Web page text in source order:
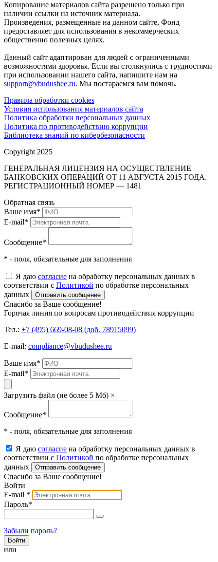
Копирование материалов сайта разрешено только при
наличии ссылки на источник материала.
Произведения, размещенные на данном сайте, Фонд
предоставляет для использования в некоммерческих
общественно полезных целях.
Данный сайт адаптирован для людей с ограниченными
возможностями здоровья. Если вы столкнулись с трудностями
при использовании нашего сайта, напишите нам на
support@vbudushee.ru. Мы постараемся вам помочь.
Правила обработки cookies
Условия использования материалов сайта
Политика обработки персональных данных
Политика по противодействию коррупции
Библиотека знаний по кибербезопасности
Copyright 2025
ГЕНЕРАЛЬНАЯ ЛИЦЕНЗИЯ НА ОСУЩЕСТВЛЕНИЕ
БАНКОВСКИХ ОПЕРАЦИЙ ОТ 11 АВГУСТА 2015 ГОДА.
РЕГИСТРАЦИОННЫЙ НОМЕР — 1481
Обратная связь
Ваше имя*
E-mail*
Сообщение*
* - поля, обязательные для заполнения
Я даю согласие на обработку персональных данных в
соответствии с Политикой по обработке персональных
данных
Отправить сообщение
Спасибо за Ваше сообщение!
Горячая линия по вопросам противодействия коррупции
Тел.: +7 (495) 669-08-08 (доб. 78915099)
E-mail: compliance@vbudushee.ru
Ваше имя*
E-mail*
Загрузить файл (не более 5 Мб) ×
Сообщение*
* - поля, обязательные для заполнения
Я даю согласие на обработку персональных данных в
соответствии с Политикой по обработке персональных
данных
Отправить сообщение
Спасибо за Ваше сообщение!
Войти
E-mail *
Пароль*
Забыли пароль?
или